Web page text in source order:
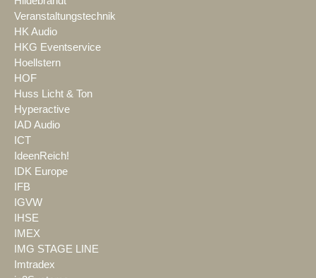
Veranstaltungstechnik
HK Audio
HKG Eventservice
Hoellstern
HOF
Huss Licht & Ton
Hyperactive
IAD Audio
ICT
IdeenReich!
IDK Europe
IFB
IGVW
IHSE
IMEX
IMG STAGE LINE
Imtradex